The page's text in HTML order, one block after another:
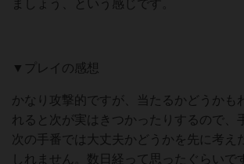
ましょう、という感じです。
▼プレイの感想
かなり攻撃的ですが、当たるかどうかも
れると次が実はきつかったりするので、
次の手番では大丈夫かどうかを先に考え
しれません。数日経って思ったぐらいで